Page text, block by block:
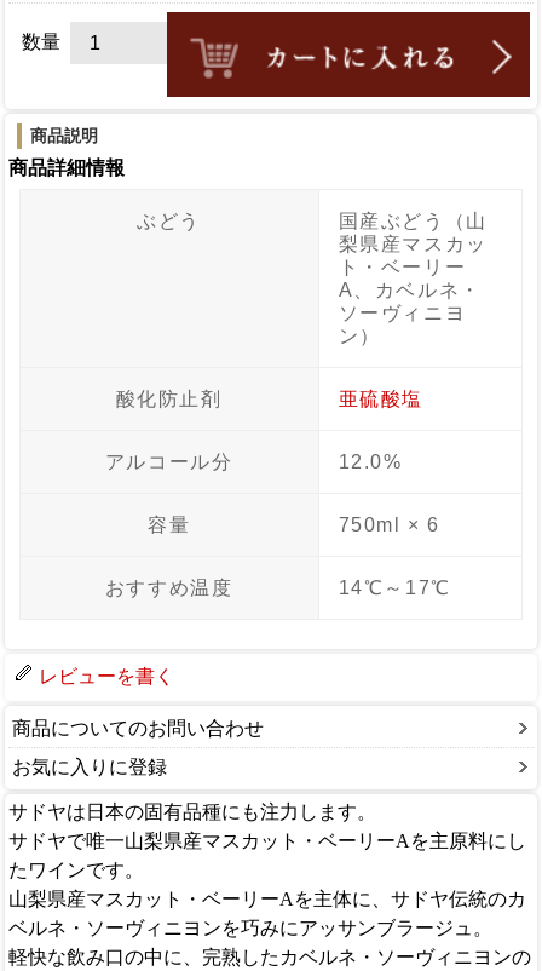
数量
商品説明
商品詳細情報
ぶどう
国産ぶどう（山
梨県産マスカッ
ト・ベーリー
A、カベルネ・
ソーヴィニヨ
ン）
酸化防止剤 亜硫酸塩
アルコール分 12.0%
容量 750ml × 6
おすすめ温度 14℃～17℃
レビューを書く
商品についてのお問い合わせ
お気に入りに登録
サドヤは日本の固有品種にも注力します。
サドヤで唯一山梨県産マスカット・ベーリーAを主原料にし
たワインです。
山梨県産マスカット・ベーリーAを主体に、サドヤ伝統のカ
ベルネ・ソーヴィニヨンを巧みにアッサンブラージュ。
軽快な飲み口の中に、完熟したカベルネ・ソーヴィニヨンの